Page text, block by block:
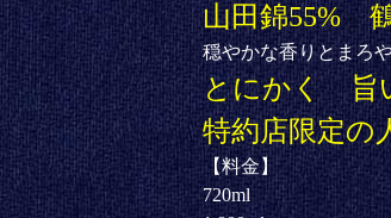
ok r
山田錦55%
穏やかな香りとまろ
とにかく 旨
特約店限定の
【料金】
720ml